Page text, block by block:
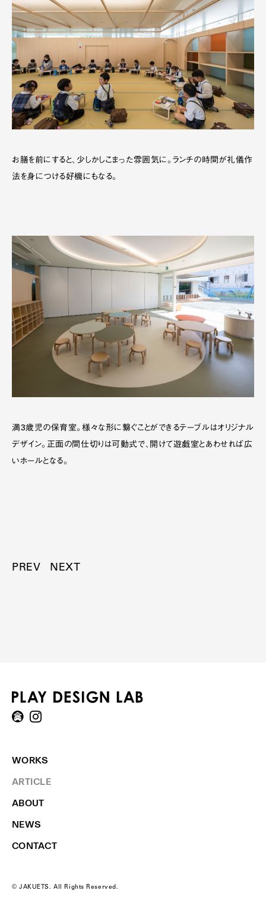
お膳を前にすると、少しかしこまった雰囲気に。ランチの時間が礼儀作
法を身につける好機にもなる。
満3歳児の保育室。様々な形に繋ぐことができるテーブルはオリジナル
デザイン。正面の間仕切りは可動式で、開けて遊戯室とあわせれば広
いホールとなる。
PREV NEXT
WORKS
ARTICLE
ABOUT
NEWS
CONTACT
© JAKUETS. All Rights Reserved.